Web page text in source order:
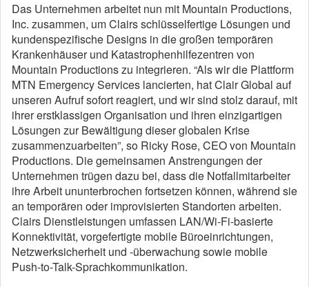
Das Unternehmen arbeitet nun mit Mountain Productions,
Inc. zusammen, um Clairs schlüsselfertige Lösungen und
kundenspezifische Designs in die großen temporären
Krankenhäuser und Katastrophenhilfezentren von
Mountain Productions zu integrieren. “Als wir die Plattform
MTN Emergency Services lancierten, hat Clair Global auf
unseren Aufruf sofort reagiert, und wir sind stolz darauf, mit
ihrer erstklassigen Organisation und ihren einzigartigen
Lösungen zur Bewältigung dieser globalen Krise
zusammenzuarbeiten”, so Ricky Rose, CEO von Mountain
Productions. Die gemeinsamen Anstrengungen der
Unternehmen trügen dazu bei, dass die Notfallmitarbeiter
ihre Arbeit ununterbrochen fortsetzen können, während sie
an temporären oder improvisierten Standorten arbeiten.
Clairs Dienstleistungen umfassen LAN/Wi-Fi-basierte
Konnektivität, vorgefertigte mobile Büroeinrichtungen,
Netzwerksicherheit und -überwachung sowie mobile
Push-to-Talk-Sprachkommunikation.